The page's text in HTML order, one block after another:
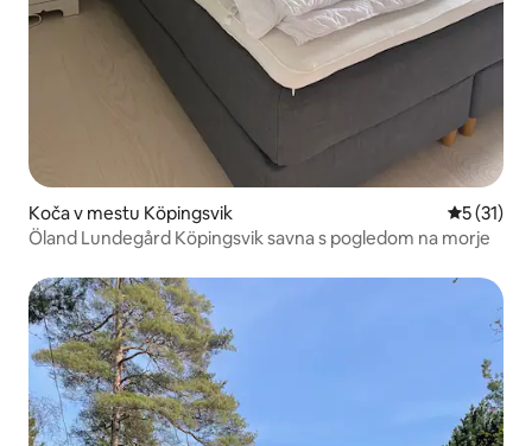
Koča v mestu Köpingsvik
5 (31)
Öland Lundegård Köpingsvik savna s pogledom na morje